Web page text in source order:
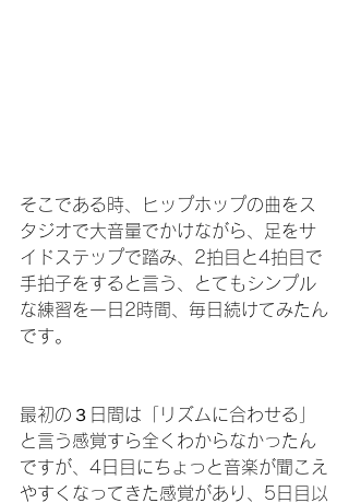
そこである時、ヒップホップの曲をス
タジオで大音量でかけながら、足をサ
イドステップで踏み、2拍目と4拍目で
手拍子をすると言う、とてもシンプル
な練習を一日2時間、毎日続けてみたん
です。
最初の３日間は「リズムに合わせる」
と言う感覚すら全くわからなかったん
ですが、4日目にちょっと音楽が聞こえ
やすくなってきた感覚があり、5日目以